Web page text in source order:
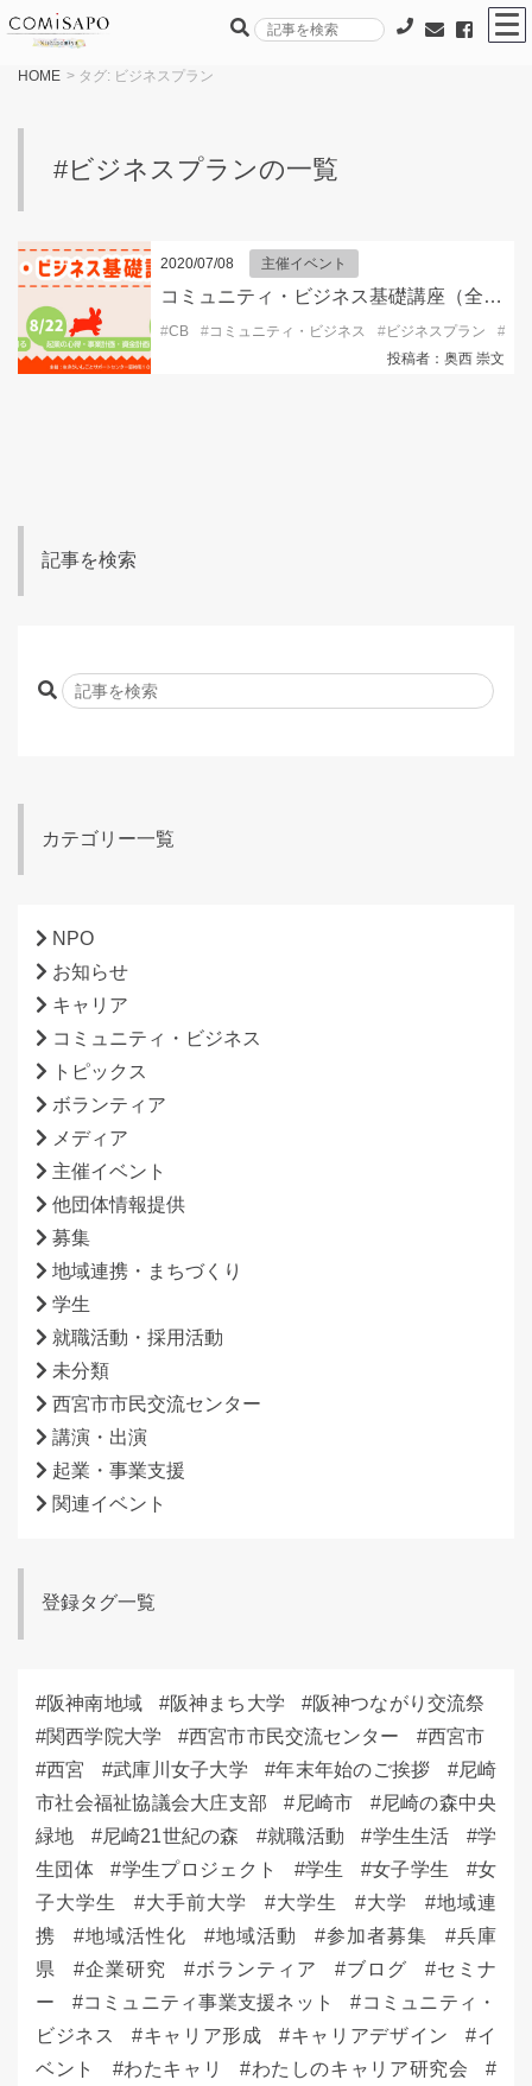
HOME > タグ: ビジネスプラン
#ビジネスプランの一覧
2020/07/08 主催イベント
コミュニティ・ビジネス基礎講座（全３回）参加者募集！！
#CB #コミュニティ・ビジネス #ビジネスプラン #
投稿者：奥西 崇文
記事を検索
カテゴリー一覧
NPO
お知らせ
キャリア
コミュニティ・ビジネス
トピックス
ボランティア
メディア
主催イベント
他団体情報提供
募集
地域連携・まちづくり
学生
就職活動・採用活動
未分類
西宮市市民交流センター
講演・出演
起業・事業支援
関連イベント
登録タグ一覧
阪神南地域 阪神まち大学
阪神つながり交流祭
関西学院大学
西宮市市民交流センター
西宮市
西宮
武庫川女子大学 年末年始のご挨拶
尼崎
市社会福祉協議会大庄支部
尼崎市
尼崎の森中央
緑地
尼崎21世紀の森 就職活動 学生生活
学
生団体
学生プロジェクト 学生 女子学生
女
子大学生
大手前大学 大学生 大学
地域連
携
地域活性化 地域活動 参加者募集
兵庫
県
企業研究 ボランティア ブログ
セミナ
ー
コミュニティ事業支援ネット
コミュニティ・
ビジネス
キャリア形成 キャリアデザイン
イ
ベント
わたキャリ
わたしのキャリア研究会